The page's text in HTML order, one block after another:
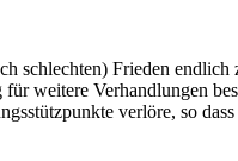
schlechten) Frieden
weitere Verhandlungen
verlöre, so